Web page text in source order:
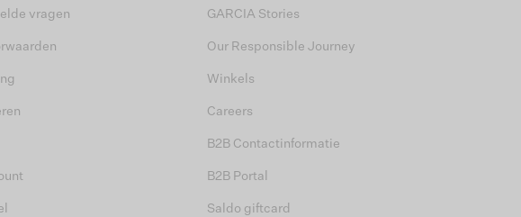
vragen GARCIA Stories
Our Responsible Journey
Winkels
Careers
B2B Contactinformatie
B2B Portal
Saldo giftcard